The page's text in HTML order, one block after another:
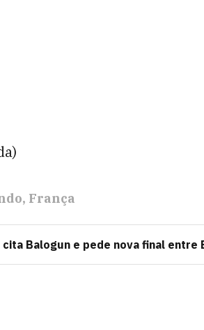
França
Balogun e pede nova final entre